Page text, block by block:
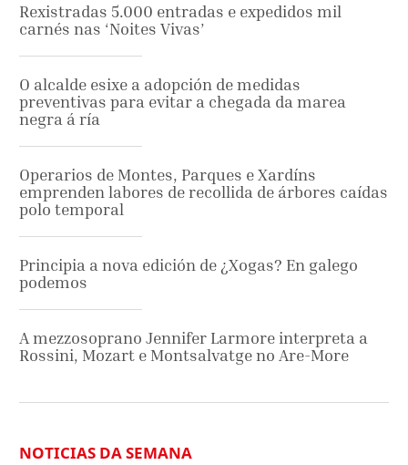
Rexistradas 5.000 entradas e expedidos mil
carnés nas ‘Noites Vivas’
O alcalde esixe a adopción de medidas
preventivas para evitar a chegada da marea
negra á ría
Operarios de Montes, Parques e Xardíns
emprenden labores de recollida de árbores caídas
polo temporal
Principia a nova edición de ¿Xogas? En galego
podemos
A mezzosoprano Jennifer Larmore interpreta a
Rossini, Mozart e Montsalvatge no Are-More
NOTICIAS DA SEMANA